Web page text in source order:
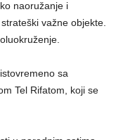
naoružanje i
važne objekte.
sa
Tel Rifatom, koji se